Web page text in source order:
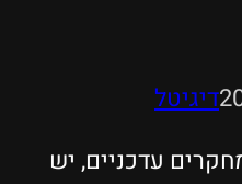
דיגיטל
עדכניים, יש